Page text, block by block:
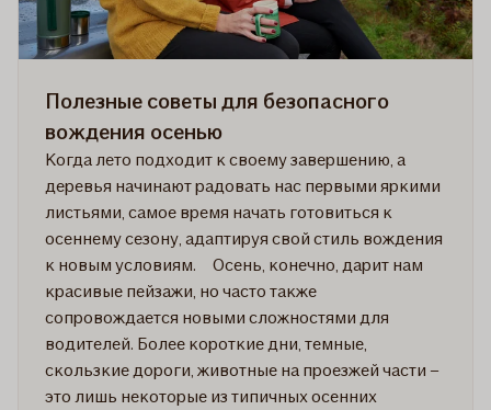
советов
Полезные советы для безопасного
вождения осенью
Когда лето подходит к своему завершению, а
деревья начинают радовать нас первыми яркими
листьями, самое время начать готовиться к
осеннему сезону, адаптируя свой стиль вождения
к новым условиям. Осень, конечно, дарит нам
красивые пейзажи, но часто также
сопровождается новыми сложностями для
водителей. Более короткие дни, темные,
скользкие дороги, животные на проезжей части –
это лишь некоторые из типичных осенних